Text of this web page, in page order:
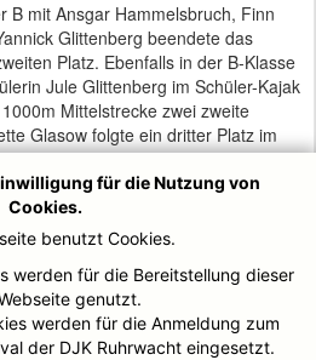
B mit Ansgar Hammelsbruch, Finn
Glittenberg beendete das
Platz. Ebenfalls in der B-Klasse
Jule Glittenberg im Schüler-Kajak
Mittelstrecke zwei zweite
Glasow folgte ein dritter Platz im
ein vierter Rang über 1000m-
paddelte sich über Vor- und
Teilnehmer in den Endlauf
Sprintdistanz und überquerte als
zwei Paddelwettbewerbe über 100m
über 1000m sowie einen
für die Nutzung von
Cookies.
benutzt Cookies.
werden für die Bereitstellung dieser
genutzt.
werden für die Anmeldung zum
der DJK Ruhrwacht eingesetzt.